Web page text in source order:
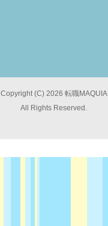
Copyright (C) 2026 転職MAQUIA
All Rights Reserved.